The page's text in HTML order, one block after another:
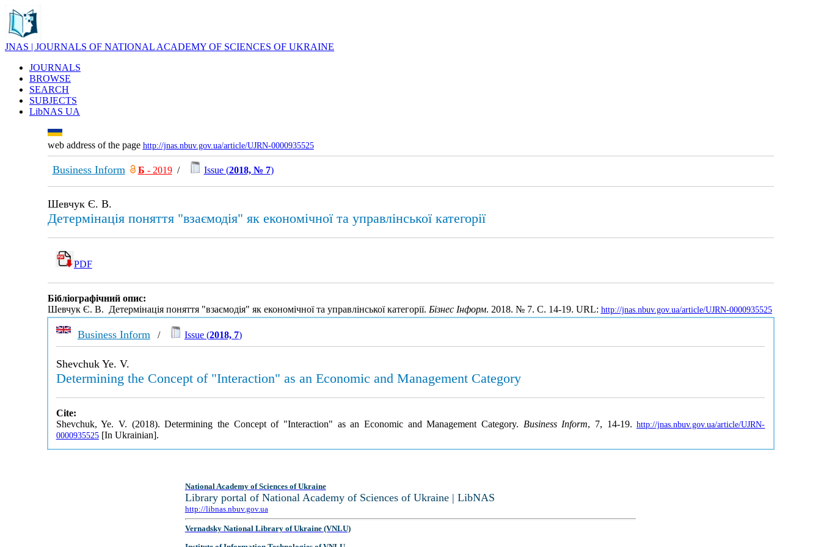
JNAS | JOURNALS OF NATIONAL ACADEMY OF SCIENCES OF UKRAINE
JOURNALS
BROWSE
SEARCH
SUBJECTS
LibNAS UA
web address of the page http://jnas.nbuv.gov.ua/article/UJRN-0000935525
Business Inform Б - 2019/ Issue (2018, № 7)
Шевчук Є. В.
Детермінація поняття "взаємодія" як економічної та управлінської категорії
PDF
Бібліографічний опис:
Шевчук Є. В. Детермінація поняття "взаємодія" як економічної та управлінської категорії. Бізнес Інформ. 2018. № 7. С. 14-19. URL: http://jnas.nbuv.gov.ua/article/UJRN-0000935525
Business Inform / Issue (2018, 7)
Shevchuk Ye. V.
Determining the Concept of "Interaction" as an Economic and Management Category
Cite:
Shevchuk, Ye. V. (2018). Determining the Concept of "Interaction" as an Economic and Management Category. Business Inform, 7, 14-19.http://jnas.nbuv.gov.ua/article/UJRN-
0000935525[In Ukrainian].
National Academy of Sciences of Ukraine
Library portal of National Academy of Sciences of Ukraine | LibNAS
http://libnas.nbuv.gov.ua
Vernadsky National Library of Ukraine (VNLU)